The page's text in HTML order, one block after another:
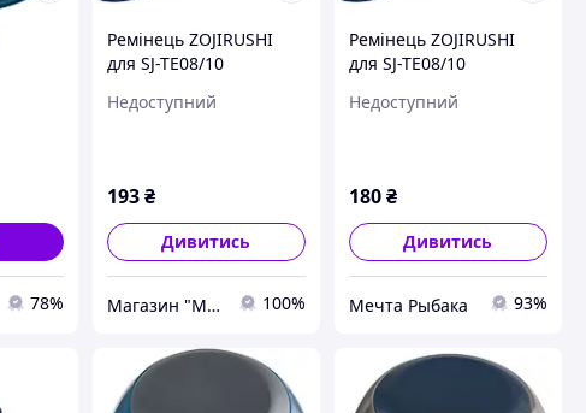
78%
Ремінець ZOJIRUSHI
для SJ-TE08/10
Недоступний
193 ₴
Дивитись
Магазин "Мисливець" 100%
Ремінець ZOJIRUSHI
для SJ-TE08/10
Недоступний
180₴
Дивитись
Мечта Рыбака 93%